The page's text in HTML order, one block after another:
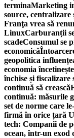
terminaMarketing
source, centralizare
Franţa vrea să
LinuxCarburanții
scadeConsumul se
economică
geopolitica
economia încetinește
închise și fiscalizare
continuă să crească
continuă: măsurile
set de norme care
firmă în orice țară
tech: Companii de
ocean, într-un exod